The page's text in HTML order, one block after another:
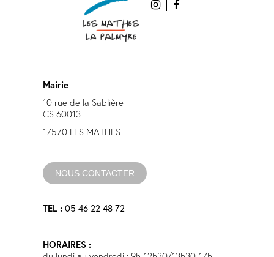
Mairie
10 rue de la Sablière
CS 60013
17570 LES MATHES
NOUS CONTACTER
TEL : 05 46 22 48 72
HORAIRES :